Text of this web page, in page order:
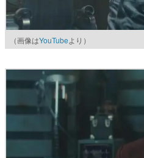
（画像はYouTubeより）